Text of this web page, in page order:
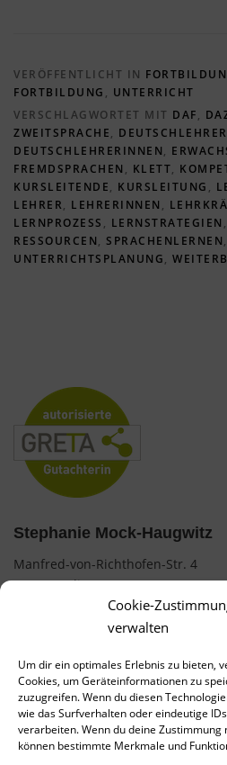
Cookie-
verwalten
Um dir ein optimales Erlebnis zu bieten,
Cookies, um Geräteinformationen zu
zuzugreifen. Wenn du diesen
wie das Surfverhalten oder eindeutige
verarbeiten. Wenn du deine
können bestimmte Merkmale und
VERÖFFENTLICHT IN
FORTBILDUNG , UNTERRICHT
VERSCHLAGWORTET MIT DAF,
ZWEITSPRACHE, DEUTSCHLEHRER
DEUTSCHLEHRERINNEN,
FREMDSPRACHEN , KLETT,
KURSLEITENDE, KURSLEITUNG ,
LEHRER, LEHRERINNEN ,
LERNPROZESS , LERNSTRATEGIEN ,
RESSOURCEN, SPRACHENLERNEN,
UNTERRICHTSPLANUNG,
Stephanie Mock-Haugwitz
Manfred-von-Richthofen-Str. 4
12101 Berlin
mock.stephanie@web.de
AGB
Impressum
Datenschutz